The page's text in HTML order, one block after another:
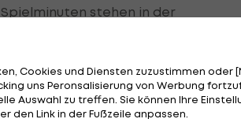
stehen in der
Startelf stand er in der
Coach Ludovic Magnin setzt
Trotz der großen Konkurrenz
Cookies und Diensten zuzustimmen oder
uns Peronsalisierung von Werbung
Auswahl zu treffen. Sie können Ihre
den Link in der Fußzeile anpassen.